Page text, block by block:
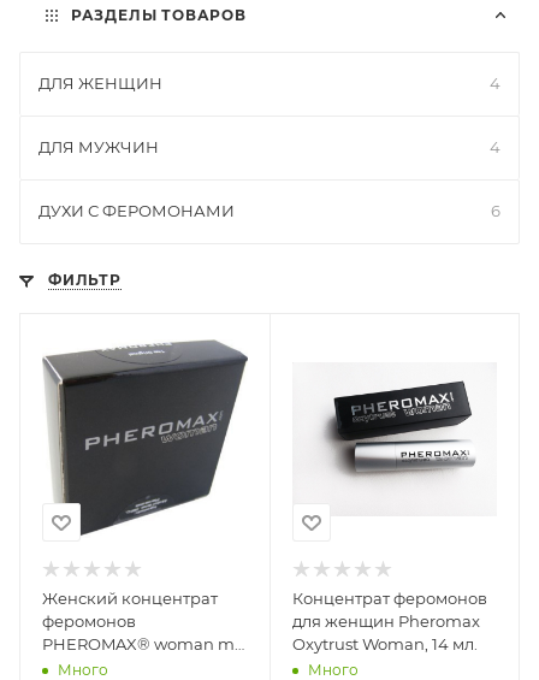
РАЗДЕЛЫ ТОВАРОВ
ДЛЯ ЖЕНЩИН 4
ДЛЯ МУЖЧИН 4
ДУХИ С ФЕРОМОНАМИ 6
ФИЛЬТР
Женский концентрат
феромонов
PHEROMAX® woman mit
Oxytrust, 1 мл.
Много
Концентрат феромонов
для женщин Pheromax
Oxytrust Woman, 14 мл.
Много